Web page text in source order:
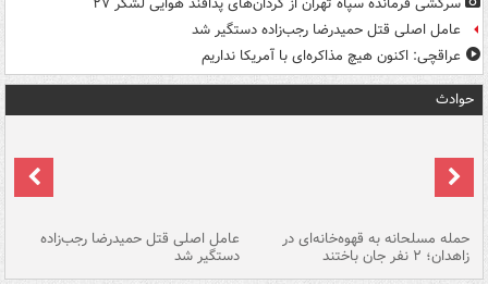
عامل اصلی قتل حمیدرضا رجب‌زاده دستگیر شد
عراقچی: اکنون هیچ مذاکره‌ای با آمریکا نداریم
حوادث
حمله مسلحانه به قهوه‌خانه‌ای در
زاهدان؛ ۲ نفر جان باختند
عامل اصلی قتل حمیدرضا رجب‌زاده
دستگیر شد